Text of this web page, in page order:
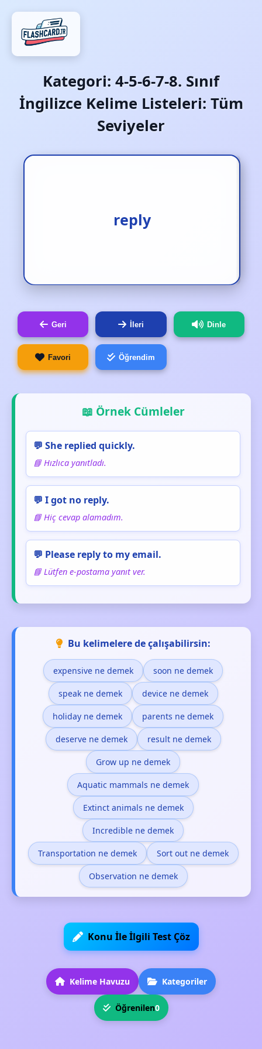
Kategori: 4-5-6-7-8. Sınıf
İngilizce Kelime Listeleri: Tüm
Seviyeler
reply
cevap vermek
Geri İleri Dinle
Favori Öğrendim
📖 Örnek Cümleler
💬 She replied quickly.
📘 Hızlıca yanıtladı.
💬 I got no reply.
📘 Hiç cevap alamadım.
💬 Please reply to my email.
📘 Lütfen e-postama yanıt ver.
Bu kelimelere de çalışabilirsin:
expensive ne demek soon ne demek
speak ne demek device ne demek
holiday ne demek parents ne demek
deserve ne demek result ne demek
Grow up ne demek
Aquatic mammals ne demek
Extinct animals ne demek
Incredible ne demek
Transportation ne demek Sort out ne demek
Observation ne demek
Konu İle İlgili Test Çöz
Kelime Havuzu Kategoriler
Öğrenilen0